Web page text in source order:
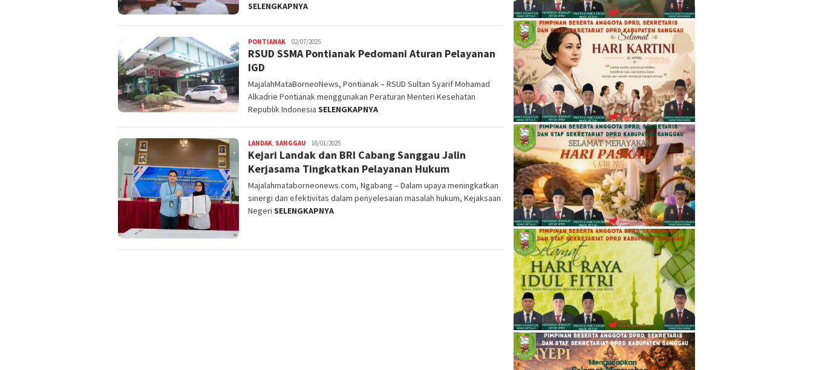
SELENGKAPNYA
PONTIANAK 02/07/2025
RSUD SSMA Pontianak Pedomani Aturan Pelayanan
IGD
MajalahMataBorneoNews, Pontianak – RSUD Sultan Syarif Mohamad
Alkadrie Pontianak menggunakan Peraturan Menteri Kesehatan
Republik Indonesia SELENGKAPNYA
LANDAK SANGGAU 16/01/2025
Kejari Landak dan BRI Cabang Sanggau Jalin
Kerjasama Tingkatkan Pelayanan Hukum
Majalahmataborneonews.com, Ngabang – Dalam upaya meningkatkan
sinergi dan efektivitas dalam penyelesaian masalah hukum, Kejaksaan
Negeri SELENGKAPNYA